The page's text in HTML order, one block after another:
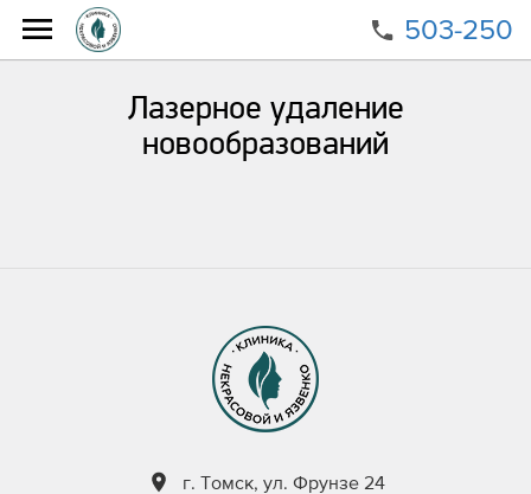
503-250
Лазерное удаление новообразований
Лазерное удаление
новообразований
г. Томск, ул. Фрунзе 24